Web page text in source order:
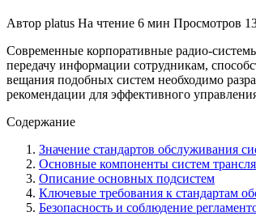
Автор platus На чтение 6 мин Просмотров
Современные корпоративные радио-
передачу информации сотрудникам,
вещания подобных систем необходимо
рекомендации для эффективного
Содержание
Значение стандартов обслуживания
Основные компоненты систем
Описание основных подсистем
Ключевые требования к стандартам
Безопасность и соблюдение